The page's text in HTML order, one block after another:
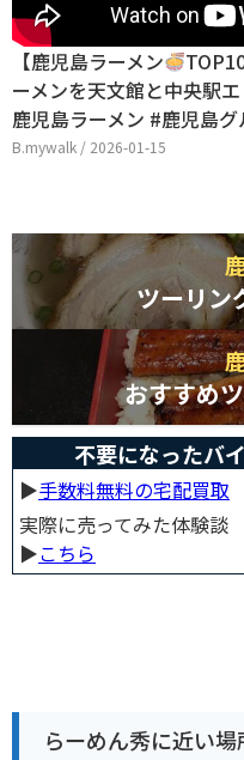
【鹿児島ラーメン
ーメンを天文館と中央駅
鹿児島ラーメン #鹿児島
B.mywalk / 2026-01-15
ツーリン
おすすめ
不要になったバ
▶︎手数料無料の宅配買取
実際に売ってみた体験談
▶︎こちら
らーめん秀に近い場